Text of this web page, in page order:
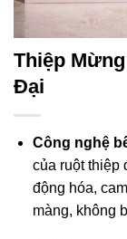
Thiệp
Đại
Công nghệ
của ruột thiệp
động hóa,
màng, không